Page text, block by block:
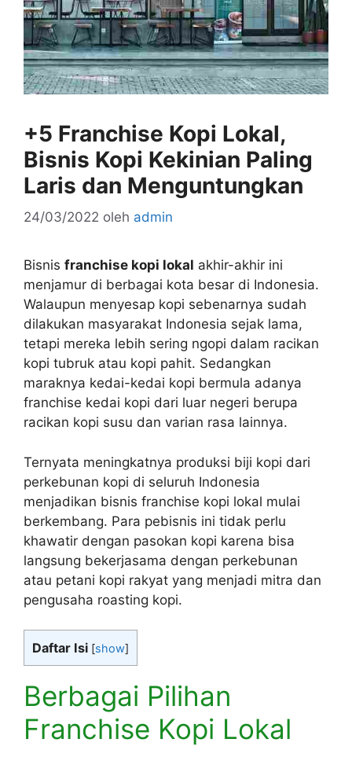
+5 Franchise Kopi Lokal,
Bisnis Kopi Kekinian Paling
Laris dan Menguntungkan
24/03/2022 oleh admin
Bisnis franchise kopi lokal akhir-akhir ini
menjamur di berbagai kota besar di Indonesia.
Walaupun menyesap kopi sebenarnya sudah
dilakukan masyarakat Indonesia sejak lama,
tetapi mereka lebih sering ngopi dalam racikan
kopi tubruk atau kopi pahit. Sedangkan
maraknya kedai-kedai kopi bermula adanya
franchise kedai kopi dari luar negeri berupa
racikan kopi susu dan varian rasa lainnya.
Ternyata meningkatnya produksi biji kopi dari
perkebunan kopi di seluruh Indonesia
menjadikan bisnis franchise kopi lokal mulai
berkembang. Para pebisnis ini tidak perlu
khawatir dengan pasokan kopi karena bisa
langsung bekerjasama dengan perkebunan
atau petani kopi rakyat yang menjadi mitra dan
pengusaha roasting kopi.
Daftar Isi [show]
Berbagai Pilihan
Franchise Kopi Lokal